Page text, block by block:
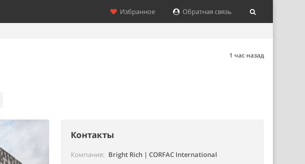
Избранное Обратная связь
1 час назад
Контакты
Компания Bright Rich | CORFAC International